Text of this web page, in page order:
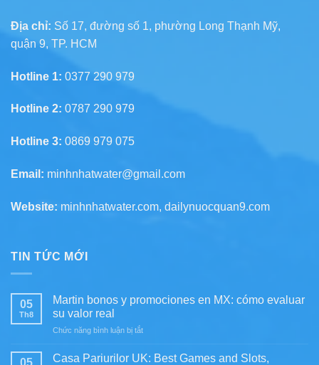
Địa chỉ: Số 17, đường số 1, phường Long Thạnh Mỹ,
quận 9, TP. HCM
Hotline 1: 0377 290 979
Hotline 2: 0787 290 979
Hotline 3: 0869 979 075
Email: minhnhatwater@gmail.com
Website: minhnhatwater.com, dailynuocquan9.com
TIN TỨC MỚI
05
Th8
Martin bonos y promociones en MX: cómo evaluar
su valor real
Chức năng bình luận bị tắtở
bonos
05 Casa Pariurilor UK: Best Games and Slots,